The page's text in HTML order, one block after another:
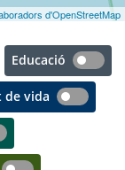
d'OpenStreetMap
Educació
de vida